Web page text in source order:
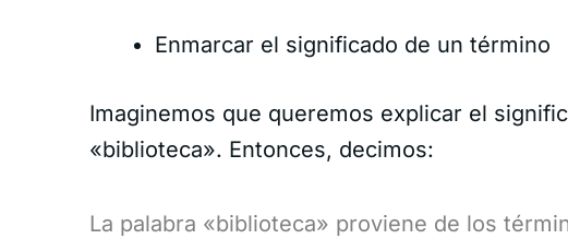
Enmarcar el significado de un término
Imaginemos que queremos explicar el
«biblioteca». Entonces, decimos:
La palabra «biblioteca» proviene de los